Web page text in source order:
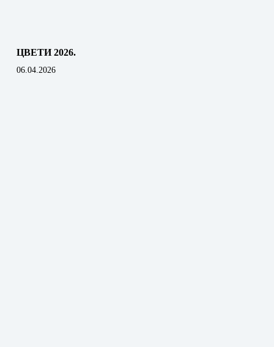
ЦВЕТИ 2026.
06.04.2026